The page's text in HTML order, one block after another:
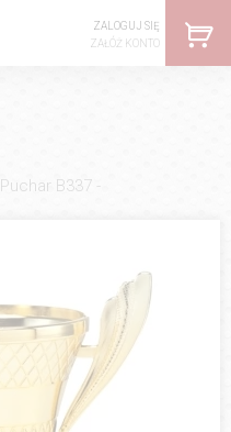
ZALOGUJ SIĘ
ZAŁÓŻ KONTO
Puchar B337 -